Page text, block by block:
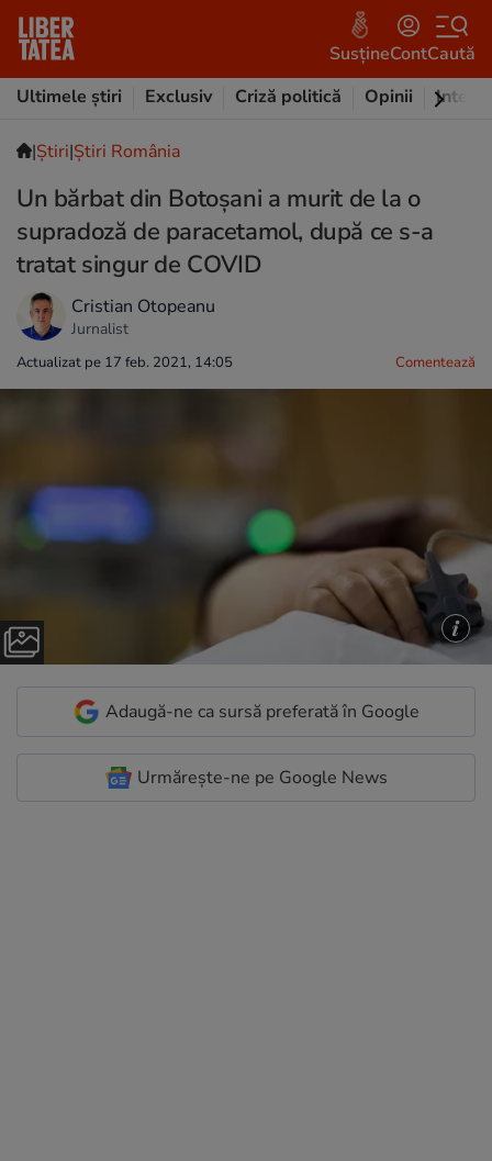
SusțineContCaută
Ultimele știri
Exclusiv Criză politică Opinii
|Ştiri|Știri România
Un bărbat din Botoșani a murit de la o
supradoză de paracetamol, după ce s-a
tratat singur de COVID
Cristian Otopeanu
Jurnalist
Actualizat pe 17 feb. 2021, 14:05 Comentează
Adaugă-ne ca sursă preferată în Google
Urmărește-ne pe Google News